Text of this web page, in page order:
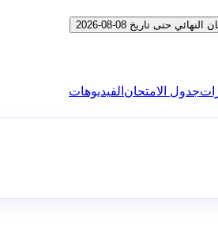
تاريخ 08-08-2026
جدول الامتحان الفيديوهات